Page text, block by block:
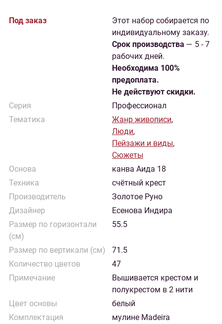
Под заказ
Этот набор собирается по
индивидуальному заказу.
Cрок производства — 5 - 7
рабочих дней.
Необходима 100%
предоплата.
Не действуют скидки.
Серия
Профессионал
Тематика
Жанр живописи,
Люди,
Пейзажи и виды,
Сюжеты
Основа
канва Аида 18
Техника
счётный крест
Производитель
Золотое Руно
Дизайнер
Есенова Индира
Размер по горизонтали
(см)
55.5
Размер по вертикали (см)
71.5
Количество цветов
47
Примечание
Вышивается крестом и
полукрестом в 2 нити
Цвет основы
белый
Комплектация
мулине Madeira